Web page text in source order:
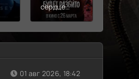
сердце
будет
(2026)
(2026)
01 авг 2026, 18:42